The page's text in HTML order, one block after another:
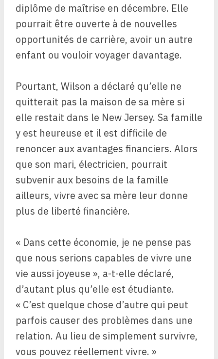
diplôme de maîtrise en décembre. Elle
pourrait être ouverte à de nouvelles
opportunités de carrière, avoir un autre
enfant ou vouloir voyager davantage.
Pourtant, Wilson a déclaré qu’elle ne
quitterait pas la maison de sa mère si
elle restait dans le New Jersey. Sa famille
y est heureuse et il est difficile de
renoncer aux avantages financiers. Alors
que son mari, électricien, pourrait
subvenir aux besoins de la famille
ailleurs, vivre avec sa mère leur donne
plus de liberté financière.
« Dans cette économie, je ne pense pas
que nous serions capables de vivre une
vie aussi joyeuse », a-t-elle déclaré,
d’autant plus qu’elle est étudiante.
« C’est quelque chose d’autre qui peut
parfois causer des problèmes dans une
relation. Au lieu de simplement survivre,
vous pouvez réellement vivre. »